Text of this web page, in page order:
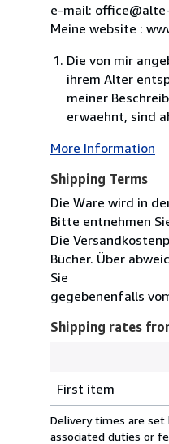
e-mail:
Meine website :
Die von mir
ihrem Alter
meiner
erwaehnt, sind
More Information
Shipping Terms
Die Ware wird in
Bitte entnehmen
Die
Bücher. Über
Sie
gegebenenfalls
Shipping rates
rates
from
Austria
First item
Delivery times are set
associated duties or